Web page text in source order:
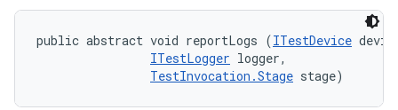
public abstract void reportLogs (ITestDevice
ITestLogger logger,
TestInvocation.Stage stage)